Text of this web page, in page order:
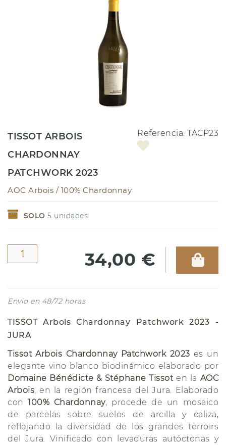
TISSOT ARBOIS
CHARDONNAY
PATCHWORK 2023
AOC Arbois / 100% Chardonnay
Referencia: TACP23
SOLO 5 unidades
34,00 €
Envío en 48/72 horas
TISSOT Arbois Chardonnay Patchwork 2023 -
JURA
Tissot Arbois Chardonnay Patchwork 2023 es un
elegante vino blanco biodinámico elaborado por
Domaine Bénédicte & Stéphane Tissoten la AOC
Arbois, en la región francesa del Jura. Elaborado
con100% Chardonnay, procede de un mosaico
de parcelas sobre suelos de arcilla y caliza,
reflejando la diversidad de los grandes terroirs
del Jura. Vinificado con levaduras autóctonas y